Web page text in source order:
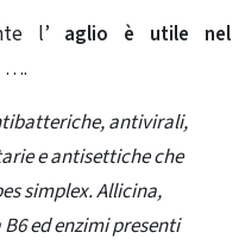
l’ aglio è utile nel
….
antivirali,
e antisettiche che
simplex. Allicina,
ed enzimi presenti